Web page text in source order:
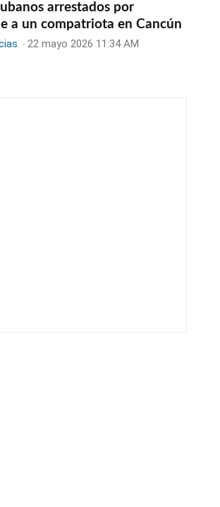
arrestados por
a un compatriota en Cancún
-22 mayo 2026 11:34 AM